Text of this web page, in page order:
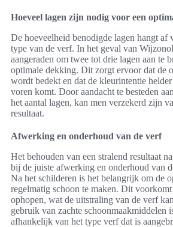
Hoeveel lagen zijn nodig voor een
De hoeveelheid benodigde lagen hangt af
type van de verf. In het geval van
aangeraden om twee tot drie lagen aan te
optimale dekking. Dit zorgt ervoor dat de
wordt bedekt en dat de kleurintentie
voren komt. Door aandacht te besteden
het aantal lagen, kan men verzekerd zijn
resultaat.
Afwerking en onderhoud van de verf
Het behouden van een stralend resultaat
bij de juiste afwerking en onderhoud van
Na het schilderen is het belangrijk om de
regelmatig schoon te maken. Dit
ophopen, wat de uitstraling van de verf
gebruik van zachte schoonmaakmiddelen
afhankelijk van het type verf dat is